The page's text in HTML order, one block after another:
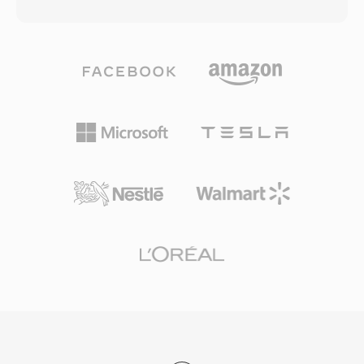
ترميز بمعدل بت متغير يتكيف آنياً مع تعقيد الكلام. من
والمرخصة بترخيص BSD، مما أتاح للمطورين تضمينه
بحرية في المنتجات التجارية والمفتوحة المصدر. يجمع
والتحكم التلقائي في الكسب، وهي ميزات تفوّضها